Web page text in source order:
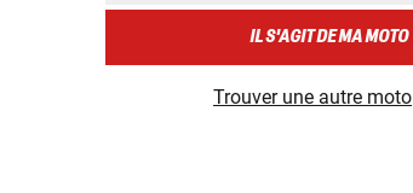
IL S'AGIT DE MA MOTO
Trouver une autre moto